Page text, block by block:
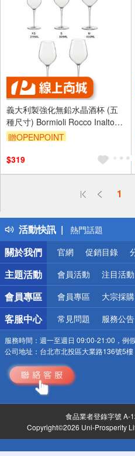
義大利製強化無鉛水晶酒杯 (五
種尺寸) Bormioli Rocco Inalto
Tre系列 金益合玻璃器皿
贈OPENPOINT
$319
1
活動快訊
偏遠地區配送
得獎公告
熱門話題
銀行優惠
偏遠地區配送
詐騙網頁！請小
關於我們
官網 促銷目錄
主題活動 會員活動 注目活動
會員專區 會員專區 大宗採購
客服中心 常見問題 服務公告
服務時間： 週一至週日 09:00-21:00，例
公司地址： 台北市北投區大業路136號5樓
食品業者登錄字號 A-
Copyright©2026 Uni-Prosperity